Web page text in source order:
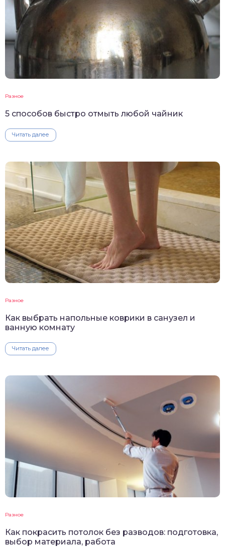
Разное
5 способов быстро отмыть любой чайник
Читать далее
Разное
Как выбрать напольные коврики в санузел и
ванную комнату
Читать далее
Разное
Как покрасить потолок без разводов: подготовка,
выбор материала, работа